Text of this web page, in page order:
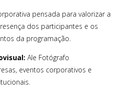
pensada para valorizar a
dos participantes e os
da programação.
Ale Fotógrafo
eventos corporativos e